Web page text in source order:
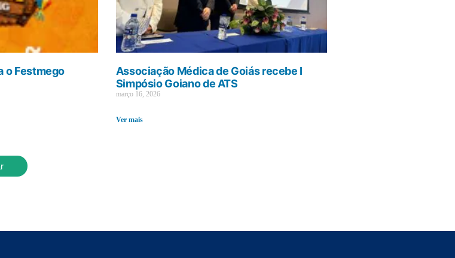
o Festmego
Associação Médica de Goiás recebe I
Simpósio Goiano de ATS
março 16, 2026
Ver mais